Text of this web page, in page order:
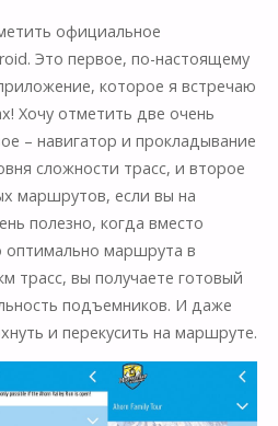
официальное
Это первое, по-настоящему
которое я встречаю
Хочу отметить две очень
– навигатор и прокладывание
сложности трасс, и второе
маршрутов, если вы на
полезно, когда вместо
оптимально маршрута в
трасс, вы получаете готовый
подъемников. И даже
и перекусить на маршруте.